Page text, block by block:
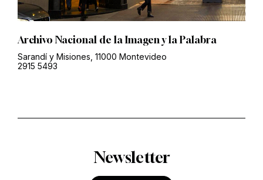
Archivo Nacional de la Imagen y la Palabra
Sarandí y Misiones, 11000 Montevideo
2915 5493
Newsletter